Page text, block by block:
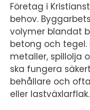
Företag i
behov.
volymer blandat
betong och tegel.
metaller, spillolja
ska fungera
behållare och
eller lastväxlarflak.